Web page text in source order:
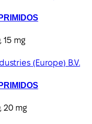
15 mg
(Europe) B.V.
20 mg